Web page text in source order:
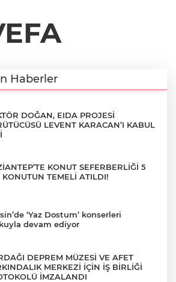
Haberler
DOĞAN, EIDA PROJESİ
LEVENT KARACAN’I KABUL
KONUT SEFERBERLİĞİ 5
KONUTUN TEMELİ ATILDI!
‘Yaz Dostum’ konserleri
devam ediyor
DEPREM MÜZESİ VE AFET
MERKEZİ İÇİN İŞ BİRLİĞİ
İMZALANDI